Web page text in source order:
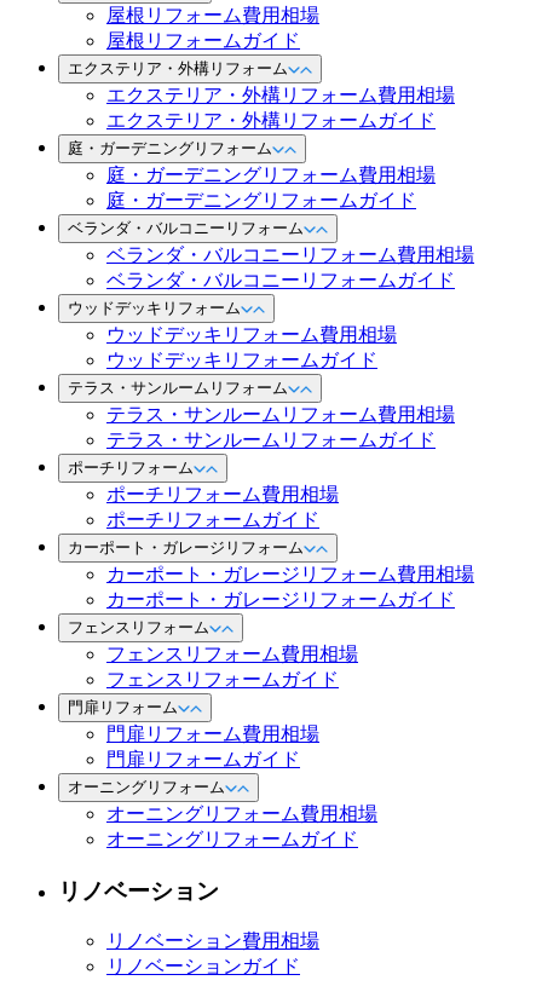
屋根リフォーム費用相場
屋根リフォームガイド
エクステリア・外構リフォーム
エクステリア・外構リフォーム費用相場
エクステリア・外構リフォームガイド
庭・ガーデニングリフォーム
庭・ガーデニングリフォーム費用相場
庭・ガーデニングリフォームガイド
ベランダ・バルコニーリフォーム
ベランダ・バルコニーリフォーム費用相場
ベランダ・バルコニーリフォームガイド
ウッドデッキリフォーム
ウッドデッキリフォーム費用相場
ウッドデッキリフォームガイド
テラス・サンルームリフォーム
テラス・サンルームリフォーム費用相場
テラス・サンルームリフォームガイド
ポーチリフォーム
ポーチリフォーム費用相場
ポーチリフォームガイド
カーポート・ガレージリフォーム
カーポート・ガレージリフォーム費用相場
カーポート・ガレージリフォームガイド
フェンスリフォーム
フェンスリフォーム費用相場
フェンスリフォームガイド
門扉リフォーム
門扉リフォーム費用相場
門扉リフォームガイド
オーニングリフォーム
オーニングリフォーム費用相場
オーニングリフォームガイド
リノベーション
リノベーション費用相場
リノベーションガイド